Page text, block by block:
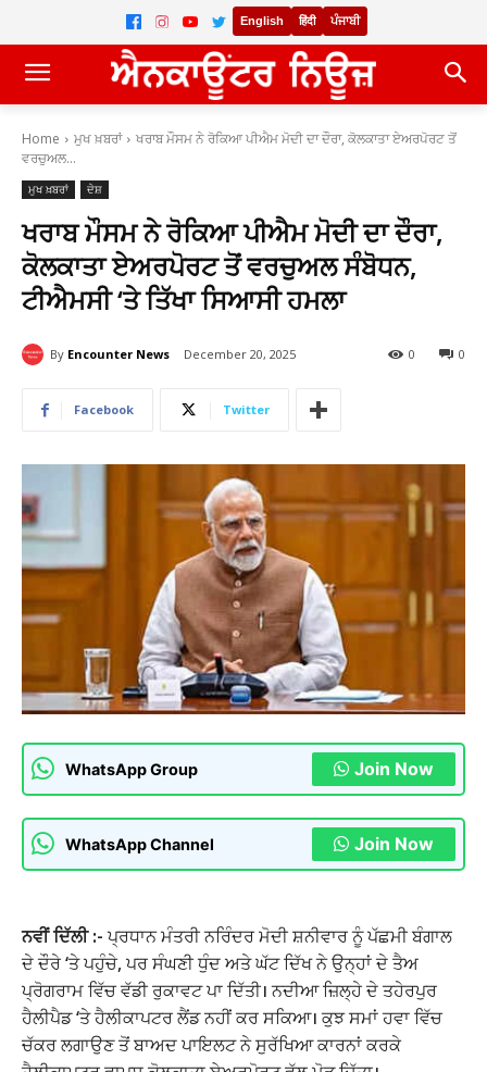
English हिंदी ਪੰਜਾਬੀ
Home ਮੁਖ ਖ਼ਬਰਾਂ
ਖਰਾਬ ਮੌਸਮ ਨੇ ਰੋਕਿਆ ਪੀਐਮ ਮੋਦੀ ਦਾ ਦੌਰਾ, ਕੋਲਕਾਤਾ ਏਅਰਪੋਰਟ ਤੋਂ
ਵਰਚੁਅਲ...
ਮੁਖ ਖ਼ਬਰਾਂ ਦੇਸ਼
ਖਰਾਬ ਮੌਸਮ ਨੇ ਰੋਕਿਆ ਪੀਐਮ ਮੋਦੀ ਦਾ ਦੌਰਾ,
ਕੋਲਕਾਤਾ ਏਅਰਪੋਰਟ ਤੋਂ ਵਰਚੁਅਲ ਸੰਬੋਧਨ,
ਟੀਐਮਸੀ ‘ਤੇ ਤਿੱਖਾ ਸਿਆਸੀ ਹਮਲਾ
By Encounter News December 20, 2025 0
0
Facebook Twitter
WhatsApp Group Join Now
WhatsApp Channel Join Now
ਨਵੀਂ ਦਿੱਲੀ :-ਪ੍ਰਧਾਨ ਮੰਤਰੀ ਨਰਿੰਦਰ ਮੋਦੀ ਸ਼ਨੀਵਾਰ ਨੂੰ ਪੱਛਮੀ ਬੰਗਾਲ
ਦੇ ਦੌਰੇ ‘ਤੇ ਪਹੁੰਚੇ, ਪਰ ਸੰਘਣੀ ਧੁੰਦ ਅਤੇ ਘੱਟ ਦਿੱਖ ਨੇ ਉਨ੍ਹਾਂ ਦੇ ਤੈਅ
ਪ੍ਰੋਗਰਾਮ ਵਿੱਚ ਵੱਡੀ ਰੁਕਾਵਟ ਪਾ ਦਿੱਤੀ। ਨਦੀਆ ਜ਼ਿਲ੍ਹੇ ਦੇ ਤਹੇਰਪੁਰ
ਹੈਲੀਪੈਡ ‘ਤੇ ਹੈਲੀਕਾਪਟਰ ਲੈਂਡ ਨਹੀਂ ਕਰ ਸਕਿਆ। ਕੁਝ ਸਮਾਂ ਹਵਾ ਵਿੱਚ
ਚੱਕਰ ਲਗਾਉਣ ਤੋਂ ਬਾਅਦ ਪਾਇਲਟ ਨੇ ਸੁਰੱਖਿਆ ਕਾਰਨਾਂ ਕਰਕੇ